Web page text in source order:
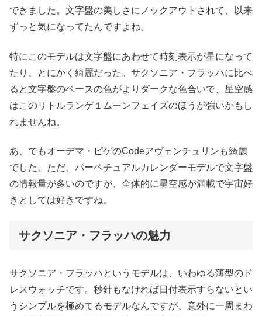
できました。文字盤の美しさにノックアウトされて、以来
ずっと気になってたんですよね。
特にこのモデルは文字盤にあわせて時刻表示が星になって
たり、とにかく綺麗だった。サクソニア・フラッハに比べ
ると文字盤のベースの色がよりダークな色合いで、星空感
はこのリトルランゲ１ムーンフェイズのほうが強いかもし
れませんね。
あ、でもオーデマ・ピゲのCodeアヴェンチュリンも綺麗
でした。ただ、パーペチュアルカレンダーモデルで文字盤
の情報量が多いのですが、全体的に星空感が満載で宇宙好
きとしては好きですね。
サクソニア・フラッハの魅力
サクソニア・フラッハというモデルは、いわゆる薄型のド
レスウォッチです。秒針もなければ日付表示すらないとい
うシンプルを極めてるモデルなんですが、意外に一周まわ